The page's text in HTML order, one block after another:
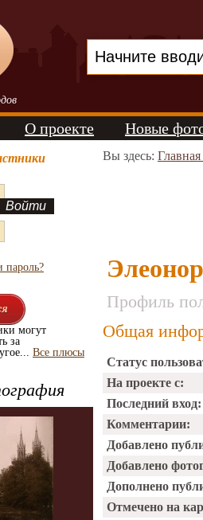
О проекте Новые
пароль?
могут
за
Все плюсы
Вы здесь:
Профиль
Общая
Статус
На проекте с:
Последний вход:
Комментарии:
Добавлено
Добавлено
Дополнено
Отмечено на